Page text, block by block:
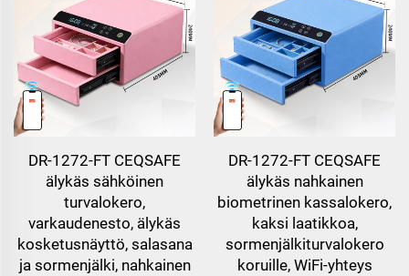
DR-1272-FT CEQSAFE
älykäs sähköinen
turvalokero,
varkaudenesto, älykäs
kosketusnäyttö, salasana
ja sormenjälki, nahkainen
DR-1272-FT CEQSAFE
älykäs nahkainen
biometrinen kassalokero,
kaksi laatikkoa,
sormenjälkiturvalokero
koruille, WiFi-yhteys